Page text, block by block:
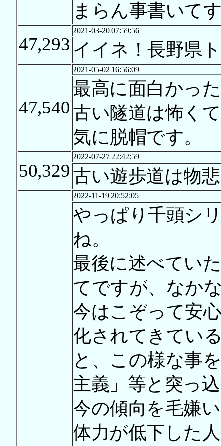
まらん事書いて
47,293
2021-03-20 07:59:56
イイネ！長野県
47,540
2021-05-02 16:56:09
最高に面白かっ
古い隧道は怖く
気に脱帽です。
50,329
2022-07-27 22:42:59
古い遊歩道は物
2022-11-19 20:52:05
やっぱり千頭シ
ね。
最後に述べてい
てですが、なか
今はこぞって安
化されてきてい
と、この様な事
主義」等と突っ
今の傾向を毛嫌
体力が低下した